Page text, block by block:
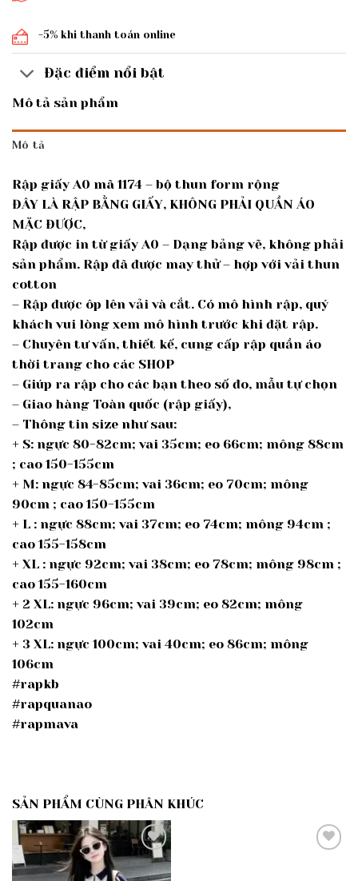
-5% khi thanh toán online
Đặc điểm nổi bật
Mô tả sản phẩm
Mô tả
Rập giấy A0 mã 1174 – bộ thun form rộng
ĐÂY LÀ RẬP BẰNG GIẤY, KHÔNG PHẢI QUẦN ÁO
MẶC ĐƯỢC,
Rập được in từ giấy A0 – Dạng bảng vẽ, không phải
sản phẩm. Rập đã được may thử – hợp với vải thun
cotton
– Rập được ôp lên vải và cắt. Có mô hình rập, quý
khách vui lòng xem mô hình trước khi đặt rập.
– Chuyên tư vấn, thiết kế, cung cấp rập quần áo
thời trang cho các SHOP
– Giúp ra rập cho các bạn theo số đo, mẫu tự chọn
– Giao hàng Toàn quốc (rập giấy),
– Thông tin size như sau:
+ S: ngực 80-82cm; vai 35cm; eo 66cm; mông 88cm
; cao 150-155cm
+ M: ngực 84-85cm; vai 36cm; eo 70cm; mông
90cm ; cao 150-155cm
+ L : ngực 88cm; vai 37cm; eo 74cm; mông 94cm ;
cao 155-158cm
+ XL : ngực 92cm; vai 38cm; eo 78cm; mông 98cm ;
cao 155-160cm
+ 2 XL: ngực 96cm; vai 39cm; eo 82cm; mông
102cm
+ 3 XL: ngực 100cm; vai 40cm; eo 86cm; mông
106cm
#rapkb
#rapquanao
#rapmava
SẢN PHẨM CÙNG PHÂN KHÚC
Add to
wishlist